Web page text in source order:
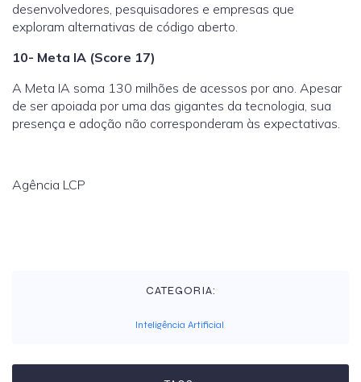
desenvolvedores, pesquisadores e empresas que
exploram alternativas de código aberto.
10- Meta IA (Score 17)
A Meta IA soma 130 milhões de acessos por ano. Apesar
de ser apoiada por uma das gigantes da tecnologia, sua
presença e adoção não corresponderam às expectativas.
Agência LCP
CATEGORIA:
Inteligência Artificial